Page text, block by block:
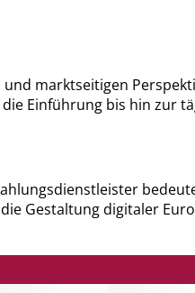
marktseitigen
Einführung bis hin zur
Gestaltung digitaler